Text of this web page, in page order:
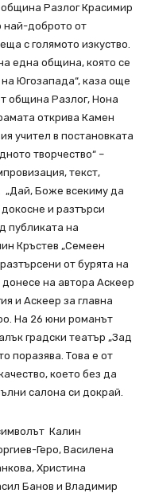
Разлог Красимир
най-доброто от
с голямото изкуство.
една община, която се
Югозапада“, каза още
община Разлог, Нона
открива Камен
учител в постановката
творчество“ –
текст,
„Дай, Боже всекиму да
и разтърси
публиката на
Кръстев „Семеен
от бурята на
на автора Аскеер
и Аскеер за главна
На 26 юни романът
градски театър „Зад
поразява. Това е от
което без да
салона си докрай.
Калин
Геро, Василена
Христина
Банов и Владимир